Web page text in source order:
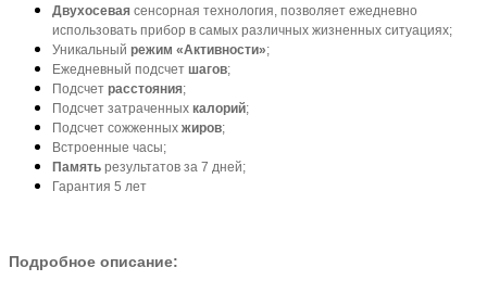
Двухосевая сенсорная технология, позволяет ежедневно
использовать прибор в самых различных жизненных ситуациях;
Уникальный режим «Активности»;
Ежедневный подсчет шагов;
Подсчет расстояния;
Подсчет затраченных калорий;
Подсчет сожженных жиров;
Встроенные часы;
Память результатов за 7 дней;
Гарантия 5 лет
Подробное описание: